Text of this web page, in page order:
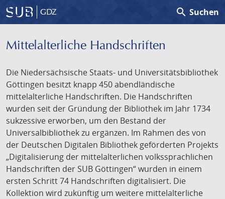
GDZ search Suchen
Mittelalterliche Handschriften
Die Niedersächsische Staats- und Universitätsbibliothek
Göttingen besitzt knapp 450 abendländische
mittelalterliche Handschriften. Die Handschriften
wurden seit der Gründung der Bibliothek im Jahr 1734
sukzessive erworben, um den Bestand der
Universalbibliothek zu ergänzen. Im Rahmen des von
der Deutschen Digitalen Bibliothek geförderten Projekts
„Digitalisierung der mittelalterlichen volkssprachlichen
Handschriften der SUB Göttingen“ wurden in einem
ersten Schritt 74 Handschriften digitalisiert. Die
Kollektion wird zukünftig um weitere mittelalterliche